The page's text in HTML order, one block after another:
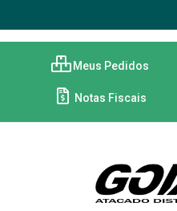
Meus Pedidos
Notas Fiscais